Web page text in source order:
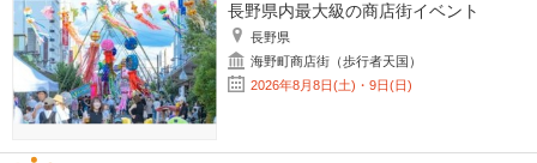
長野県内最大級の商店街イベント
長野県
海野町商店街（歩行者天国）
2026年8月8日(土)・9日(日)